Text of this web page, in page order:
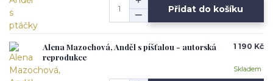
Přidat do košíku
Alena Mazochová, Anděl s píšťalou - autorská
reprodukce
1 190 Kč
Skladem